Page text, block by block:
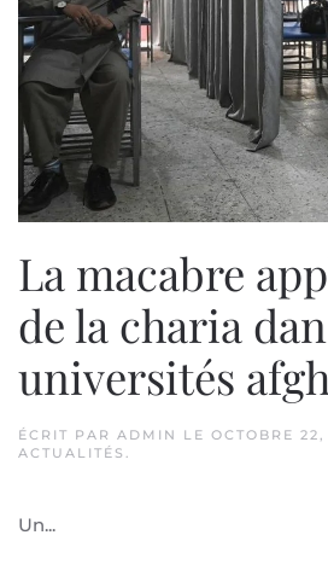
La macabre
de la charia
universités
ÉCRIT PAR ADMIN LE OCTOBRE 22,
ACTUALITÉS .
Un...